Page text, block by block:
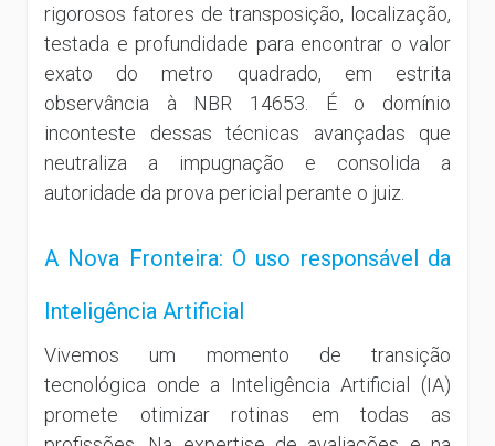
rigorosos fatores de transposição, localização,
testada e profundidade para encontrar o valor
exato do metro quadrado, em estrita
observância à NBR 14653. É o domínio
inconteste dessas técnicas avançadas que
neutraliza a impugnação e consolida a
autoridade da prova pericial perante o juiz.
A Nova Fronteira: O uso responsável da
Inteligência Artificial
Vivemos um momento de transição
tecnológica onde a Inteligência Artificial (IA)
promete otimizar rotinas em todas as